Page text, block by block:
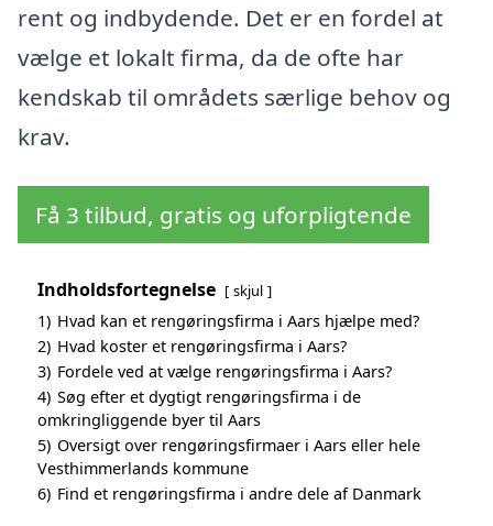
rent og indbydende. Det er en fordel at
vælge et lokalt firma, da de ofte har
kendskab til områdets særlige behov og
krav.
Få 3 tilbud, gratis og uforpligtende
Indholdsfortegnelse skjul
1) Hvad kan et rengøringsfirma i Aars hjælpe med?
2) Hvad koster et rengøringsfirma i Aars?
3) Fordele ved at vælge rengøringsfirma i Aars?
4) Søg efter et dygtigt rengøringsfirma i de
omkringliggende byer til Aars
5) Oversigt over rengøringsfirmaer i Aars eller hele
Vesthimmerlands kommune
6) Find et rengøringsfirma i andre dele af Danmark